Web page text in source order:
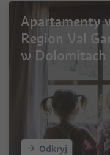
Apartamenty
Region Val
w Dolomitach
Odkryj